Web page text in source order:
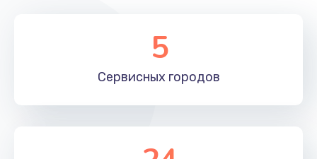
Замена помпы
3000 руб.
Заказать
5
Сервисных городов